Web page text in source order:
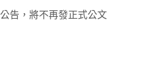
告，將不再發正式公文